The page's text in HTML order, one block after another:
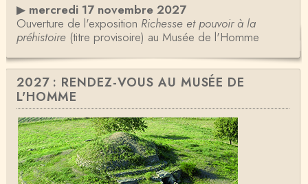
▶ mercredi 17 novembre 2027
Ouverture de l'exposition Richesse et pouvoir à la
préhistoire(titre provisoire) au Musée de l'Homme
2027 : RENDEZ-VOUS AU MUSÉE DE
L'HOMME